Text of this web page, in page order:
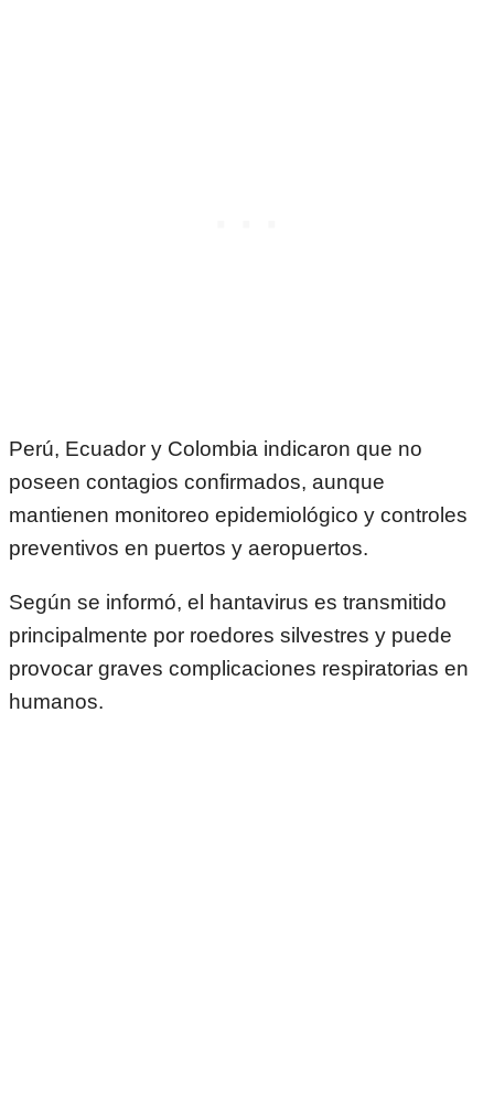
Perú, Ecuador y Colombia indicaron que no
poseen contagios confirmados, aunque
mantienen monitoreo epidemiológico y controles
preventivos en puertos y aeropuertos.
Según se informó, el hantavirus es transmitido
principalmente por roedores silvestres y puede
provocar graves complicaciones respiratorias en
humanos.